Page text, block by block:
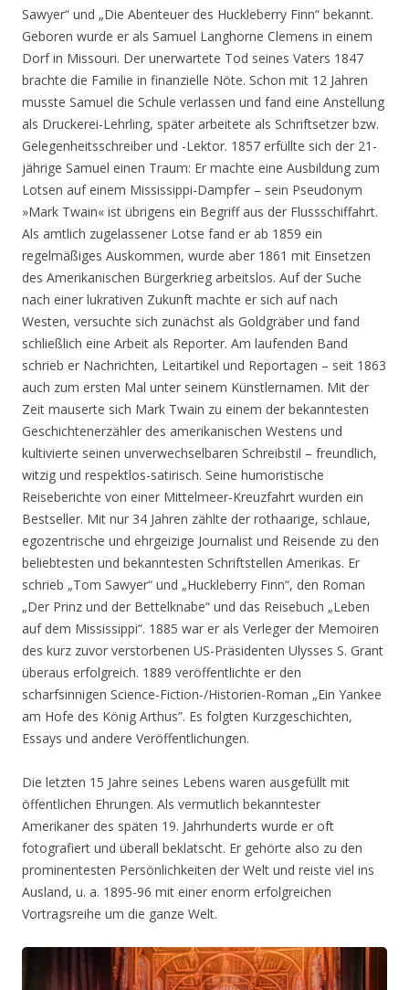
Sawyer“ und „Die Abenteuer des Huckleberry Finn“ bekannt.
Geboren wurde er als Samuel Langhorne Clemens in einem
Dorf in Missouri. Der unerwartete Tod seines Vaters 1847
brachte die Familie in finanzielle Nöte. Schon mit 12 Jahren
musste Samuel die Schule verlassen und fand eine Anstellung
als Druckerei-Lehrling, später arbeitete als Schriftsetzer bzw.
Gelegenheitsschreiber und -Lektor. 1857 erfüllte sich der 21-
jährige Samuel einen Traum: Er machte eine Ausbildung zum
Lotsen auf einem Mississippi-Dampfer – sein Pseudonym
»Mark Twain« ist übrigens ein Begriff aus der Flussschiffahrt.
Als amtlich zugelassener Lotse fand er ab 1859 ein
regelmäßiges Auskommen, wurde aber 1861 mit Einsetzen
des Amerikanischen Bürgerkrieg arbeitslos. Auf der Suche
nach einer lukrativen Zukunft machte er sich auf nach
Westen, versuchte sich zunächst als Goldgräber und fand
schließlich eine Arbeit als Reporter. Am laufenden Band
schrieb er Nachrichten, Leitartikel und Reportagen – seit 1863
auch zum ersten Mal unter seinem Künstlernamen. Mit der
Zeit mauserte sich Mark Twain zu einem der bekanntesten
Geschichtenerzähler des amerikanischen Westens und
kultivierte seinen unverwechselbaren Schreibstil – freundlich,
witzig und respektlos-satirisch. Seine humoristische
Reiseberichte von einer Mittelmeer-Kreuzfahrt wurden ein
Bestseller. Mit nur 34 Jahren zählte der rothaarige, schlaue,
egozentrische und ehrgeizige Journalist und Reisende zu den
beliebtesten und bekanntesten Schriftstellen Amerikas. Er
schrieb „Tom Sawyer“ und „Huckleberry Finn“, den Roman
„Der Prinz und der Bettelknabe“ und das Reisebuch „Leben
auf dem Mississippi“. 1885 war er als Verleger der Memoiren
des kurz zuvor verstorbenen US-Präsidenten Ulysses S. Grant
überaus erfolgreich. 1889 veröffentlichte er den
scharfsinnigen Science-Fiction-/Historien-Roman „Ein Yankee
am Hofe des König Arthus”. Es folgten Kurzgeschichten,
Essays und andere Veröffentlichungen.
Die letzten 15 Jahre seines Lebens waren ausgefüllt mit
öffentlichen Ehrungen. Als vermutlich bekanntester
Amerikaner des späten 19. Jahrhunderts wurde er oft
fotografiert und überall beklatscht. Er gehörte also zu den
prominentesten Persönlichkeiten der Welt und reiste viel ins
Ausland, u. a. 1895-96 mit einer enorm erfolgreichen
Vortragsreihe um die ganze Welt.